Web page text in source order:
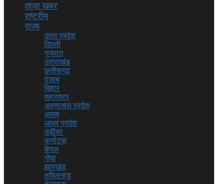
ताजा खबर
राष्ट्रीय
राज्य
उत्तर प्रदेश
दिल्ली
गुजरात
उत्तराखंड
छत्तीसगढ़
पंजाब
बिहार
महाराष्ट्र
अरुणाचल प्रदेश
असम
आंध्र प्रदेश
उड़ीसा
कर्नाटक
केरल
गोवा
झारखंड
तमिलनाडु